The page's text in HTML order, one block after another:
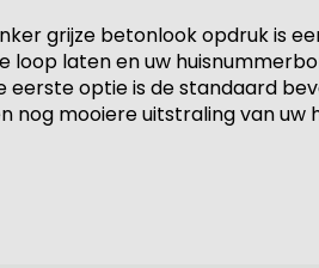
grijze betonlook opdruk is
loop laten en uw
eerste optie is de standaard
nog mooiere uitstraling van uw